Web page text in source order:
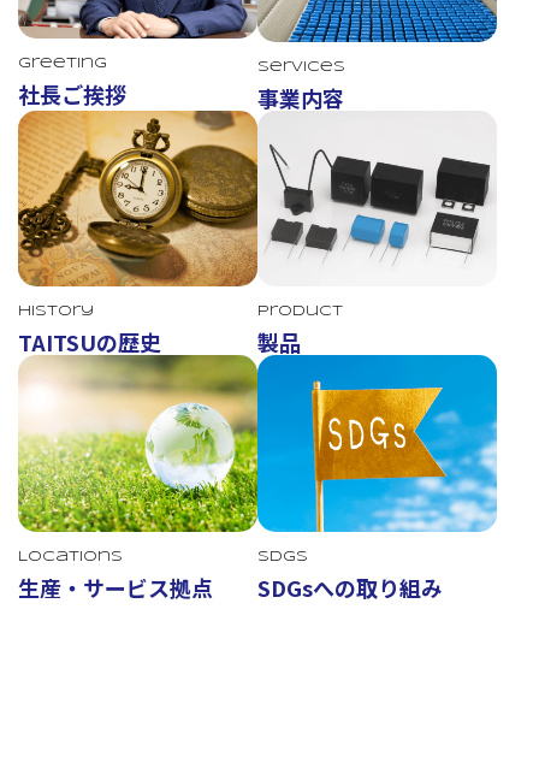
TAITSU
Greeting
社長ご挨拶
Services
事業内容
History
TAITSUの歴史
Product
製品
Locations
生産・サービス拠点
SDGs
SDGsへの取り組み